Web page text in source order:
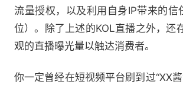
流量授权，以及利用自身IP带来的
位）。除了上述的KOL直播之外，还
观的直播曝光量以触达消费者。
你一定曾经在短视频平台刷到过“XX